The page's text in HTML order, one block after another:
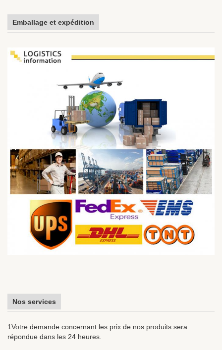
Emballage et expédition
Nos services
1Votre demande concernant les prix de nos produits sera
répondue dans les 24 heures.